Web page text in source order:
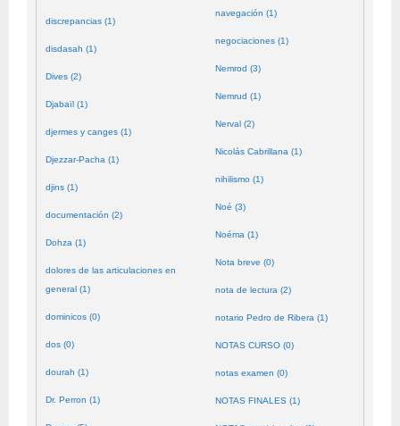
discrepancias (1)
disdasah (1)
Dives (2)
Djabaïl (1)
djermes y canges (1)
Djezzar-Pacha (1)
djins (1)
documentación (2)
Dohza (1)
dolores de las articulaciones en
general (1)
dominicos (0)
dos (0)
dourah (1)
Dr. Perron (1)
navegación (1)
negociaciones (1)
Nemrod (3)
Nemrud (1)
Nerval (2)
Nicolás Cabrillana (1)
nihilismo (1)
Noé (3)
Noéma (1)
Nota breve (0)
nota de lectura (2)
notario Pedro de Ribera (1)
NOTAS CURSO (0)
notas examen (0)
NOTAS FINALES (1)